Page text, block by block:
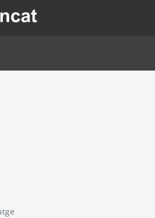
Pasar
al
una nova finestra.